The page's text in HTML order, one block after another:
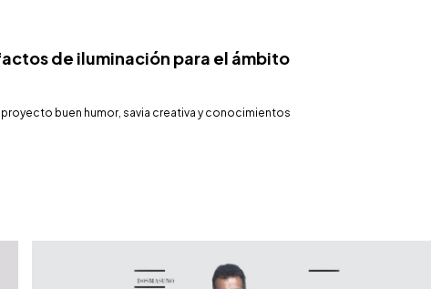
de iluminación para el ámbito
buen humor, savia creativa y conocimientos